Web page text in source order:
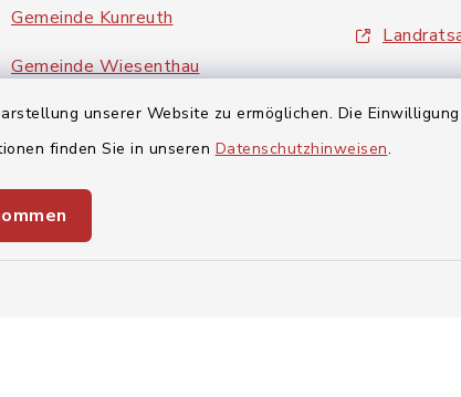
unserer Website zu ermöglichen. Die
finden Sie in unseren Datenschutzhinweisen.
Gemeinde Kunreuth
Gemeinde Wiesenthau
Verwaltungsgemeinschaft Gosberg